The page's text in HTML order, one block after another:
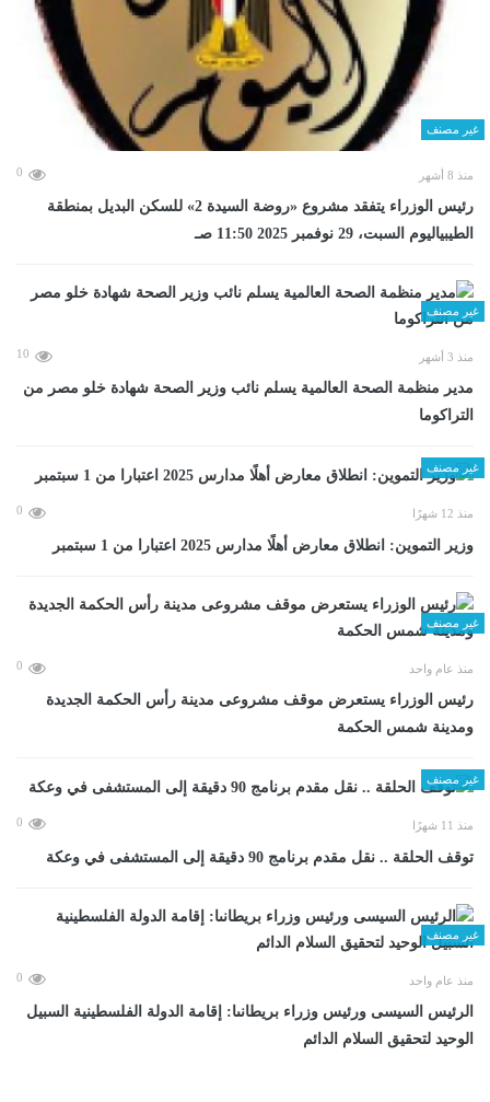
غير مصنف
منذ 8 أشهر 0
رئيس الوزراء يتفقد مشروع «روضة السيدة 2» للسكن البديل بمنطقة
الطيبياليوم السبت، 29 نوفمبر 2025 11:50 صـ
غير مصنف
منذ 3 أشهر 10
مدير منظمة الصحة العالمية يسلم نائب وزير الصحة شهادة خلو مصر من
التراكوما
غير مصنف
منذ 12 شهرًا 0
وزير التموين: انطلاق معارض أهلًا مدارس 2025 اعتبارا من 1 سبتمبر
غير مصنف
منذ عام واحد 0
رئيس الوزراء يستعرض موقف مشروعى مدينة رأس الحكمة الجديدة
ومدينة شمس الحكمة
غير مصنف
منذ 11 شهرًا 0
توقف الحلقة .. نقل مقدم برنامج 90 دقيقة إلى المستشفى في وعكة
غير مصنف
منذ عام واحد 0
الرئيس السيسى ورئيس وزراء بريطانىا: إقامة الدولة الفلسطينية السبيل
الوحيد لتحقيق السلام الدائم